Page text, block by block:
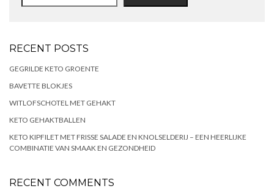
RECENT POSTS
GEGRILDE KETO GROENTE
BAVETTE BLOKJES
WITLOFSCHOTEL MET GEHAKT
KETO GEHAKTBALLEN
KETO KIPFILET MET FRISSE SALADE EN KNOLSELDERIJ – EEN HEERLIJKE
COMBINATIE VAN SMAAK EN GEZONDHEID
RECENT COMMENTS